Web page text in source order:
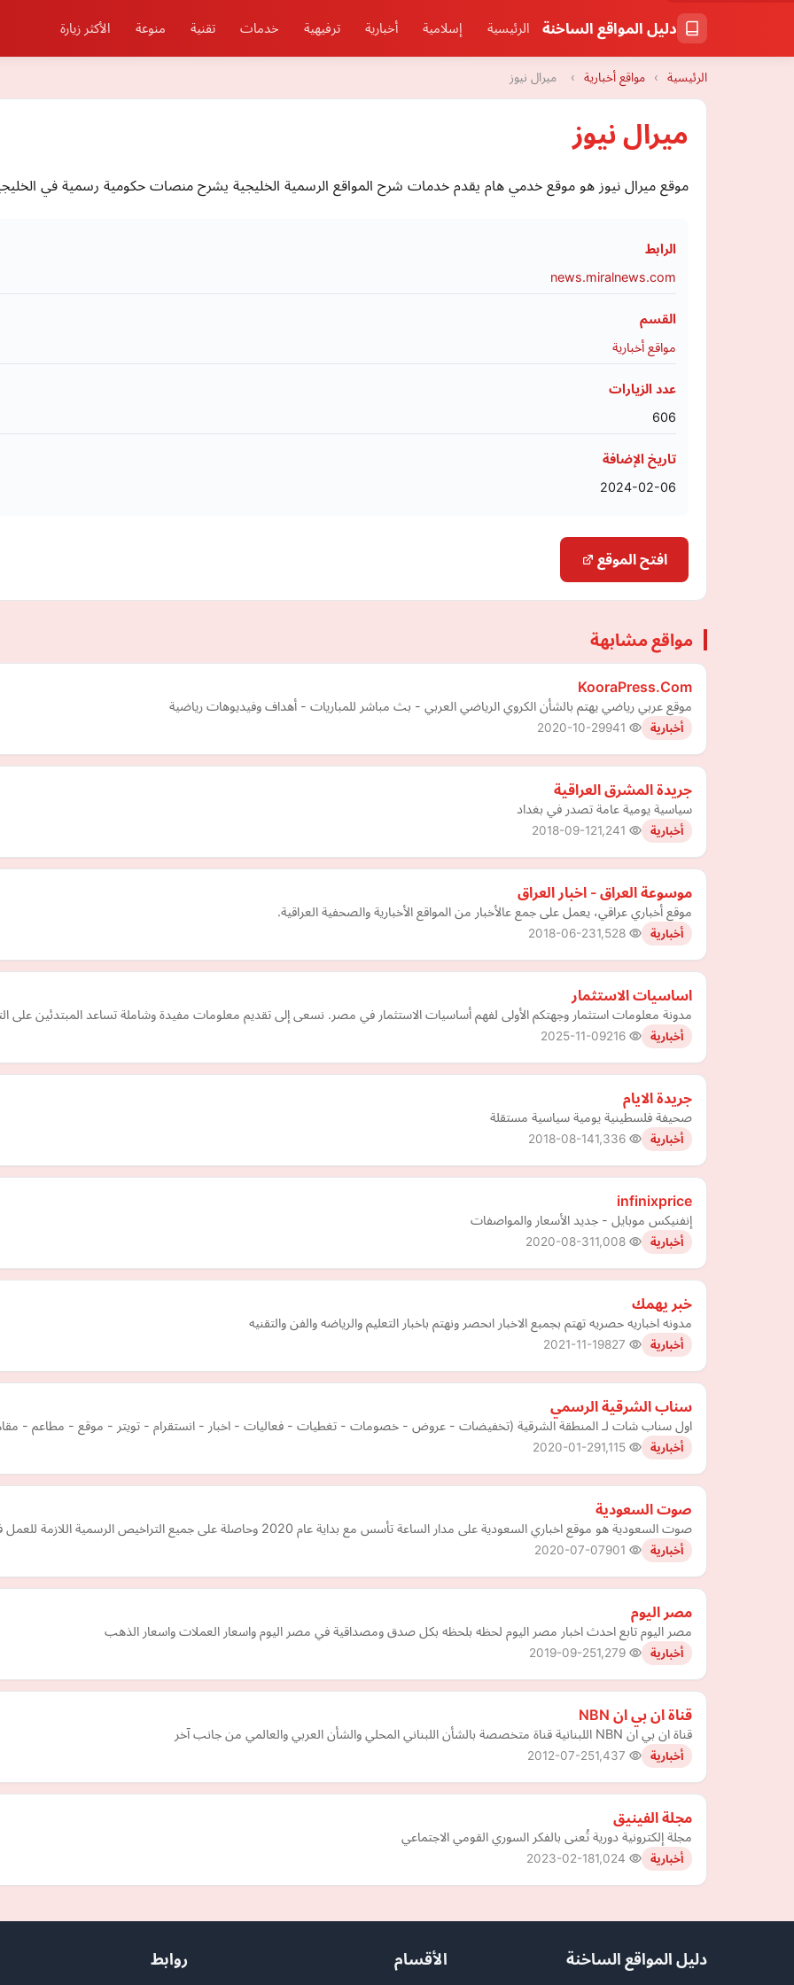
دليل المواقع الساخنة الرئيسية إسلامية أخبارية ترفيهية خدمات تقنية منوعة الأكثر زيارة
الرئيسية › مواقع أخبارية › ميرال نيوز
ميرال نيوز
موقع ميرال نيوز هو موقع خدمي هام يقدم خدمات شرح المواقع الرسمية الخليجية يشرح منصات حكومية رسمية في
الرابط
news.miralnews.com
القسم
مواقع أخبارية
عدد الزيارات
606
تاريخ الإضافة
2024-02-06
افتح الموقع
مواقع مشابهة
KooraPress.Com
موقع عربي رياضي يهتم بالشأن الكروي الرياضي العربي - بث مباشر للمباريات - أهداف وفيديوهات رياضية
أخبارية 2020-10-29
جريدة المشرق العراقية
سياسية يومية عامة تصدر في بغداد
أخبارية 2018-09-12
موسوعة العراق - اخبار العراق
موقع أخباري عراقي، يعمل على جمع عالأخبار من المواقع الأخبارية والصحفية العراقية.
أخبارية 2018-06-23
اساسيات الاستثمار
مدونة معلومات استثمار وجهتكم الأولى لفهم أساسيات الاستثمار في مصر. نسعى إلى تقديم معلومات مفيدة وشاملة تساعد المبتدئين على
أخبارية 2025-11-09
جريدة الايام
صحيفة فلسطينية يومية سياسية مستقلة
أخبارية 2018-08-14
infinixprice
إنفنيكس موبايل - جديد الأسعار والمواصفات
أخبارية 2020-08-31
خبر يهمك
مدونه اخباريه حصريه تهتم بجمبع الاخبار اىحصر ونهتم باخبار التعليم والرياضه والفن والتقنيه
أخبارية 2021-11-19
سناب الشرقية الرسمي
اول سناب شات لـ المنطقة الشرقية (تخفيضات - عروض - خصومات - تغطيات - فعاليات - اخبار - انستقرام - تويتر - موقع - مطاعم -
أخبارية 2020-01-29
صوت السعودية
صوت السعودية هو موقع اخباري السعودية على مدار الساعة تأسس مع بداية عام 2020 وحاصلة على جميع التراخيص الرسمية اللازمة للعمل في دول مجلس التعاون الخليجي.
أخبارية 2020-07-07
مصر اليوم
مصر اليوم تابع احدث اخبار مصر اليوم لحظه بلحظه بكل صدق ومصداقية في مصر اليوم واسعار العملات واسعار الذهب
أخبارية 2019-09-25
قناة ان بي ان NBN
قناة ان بي ان NBN اللبنانية قناة متخصصة بالشأن اللبناني المحلي والشأن العربي والعالمي من جانب آخر
أخبارية 2012-07-25
مجلة الفينيق
مجلة إلكترونية دورية تُعنى بالفكر السوري القومي الاجتماعي
أخبارية 2023-02-18
دليل المواقع الساخنة الأقسام روابط